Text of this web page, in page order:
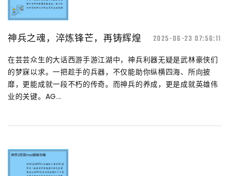
神兵之魂，淬炼锋芒，再铸辉煌 2025-06-23 07:56:11
在芸芸众生的大话西游手游江湖中，神兵利器无疑是武林豪侠们
的梦寐以求。一把趁手的兵器，不仅能助你纵横四海、所向披
靡，更能成就一段不朽的传奇。而神兵的养成，更是成就英雄伟
业的关键。AG...